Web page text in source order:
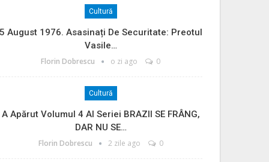
Cultură
August 1976. Asasinați De Securitate: Preotul
Vasile…
Florin Dobrescu o zi ago 0
Cultură
A Apărut Volumul 4 Al Seriei BRAZII SE FRÂNG,
DAR NU SE…
Florin Dobrescu 2 zile ago 0